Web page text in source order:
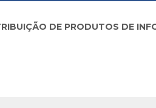
DE PRODUTOS DE